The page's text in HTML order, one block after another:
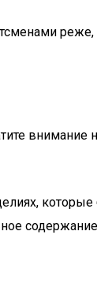
внимание
содержание